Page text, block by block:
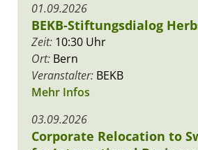
01.09.2026
BEKB-Stiftungsdialog
Zeit: 10:30 Uhr
Ort: Bern
Veranstalter: BEKB
Mehr Infos
03.09.2026
Corporate Relocation to